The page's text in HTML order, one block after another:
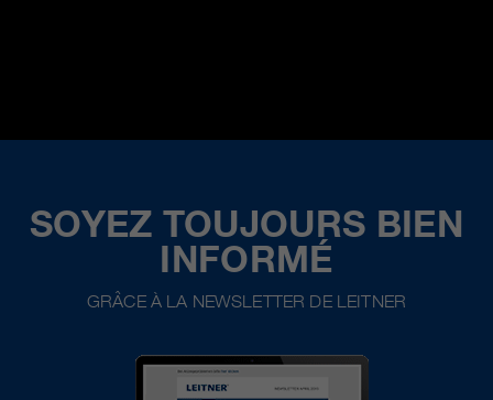
SOYEZ TOUJOURS BIEN
INFORMÉ
GRÂCE À LA NEWSLETTER DE LEITNER